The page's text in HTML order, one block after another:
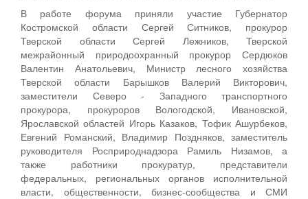
В работе форума приняли участие Губернатор
Костромской области Сергей Ситников, прокурор
Тверской области Сергей Лежников, Тверской
межрайонный природоохранный прокурор Сердюков
Валентин Анатольевич, Министр лесного хозяйства
Тверской области Барышков Валерий Викторович,
заместители Северо - Западного транспортного
прокурора, прокуроров Вологодской, Ивановской,
Ярославской областей Игорь Казаков, Тофик Ашурбеков,
Евгений Романский, Владимир Поздняков, заместитель
руководителя Росприроднадзора Рамиль Низамов, а
также работники прокуратур, представители
федеральных, региональных органов исполнительной
власти, общественности, бизнес-сообщества и СМИ